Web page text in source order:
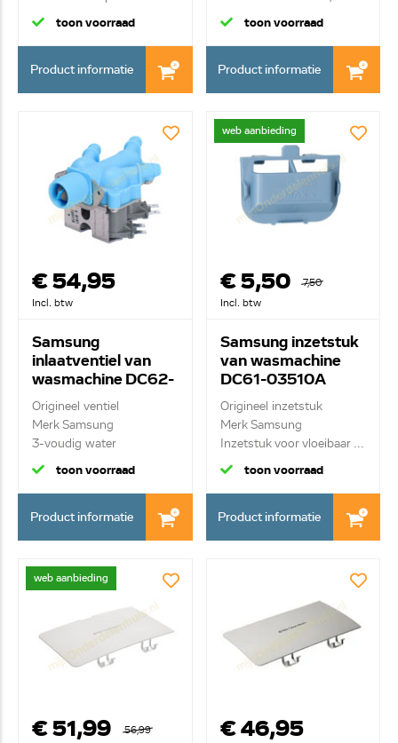
onder b...
toon voorraad
Product informatie
toon voorraad
Product informatie
€ 54,95
Incl. btw
Samsung
inlaatventiel van
wasmachine DC62-
00142B
Origineel ventiel
Merk Samsung
3-voudig water
inlaatventie...
toon voorraad
Product informatie
web aanbieding
€ 5,50
7,50
Incl. btw
Samsung inzetstuk
van wasmachine
DC61-03510A
Origineel inzetstuk
Merk Samsung
Inzetstuk voor vloeibaar ...
toon voorraad
Product informatie
web aanbieding
€ 51,99
56,99
€ 46,95